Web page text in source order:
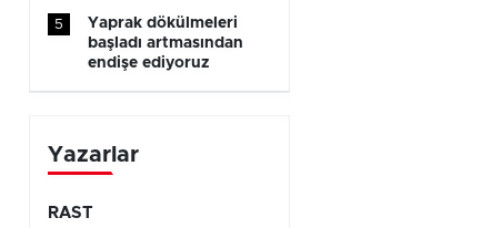
5
Yaprak dökülmeleri
başladı artmasından
endişe ediyoruz
Yazarlar
RAST